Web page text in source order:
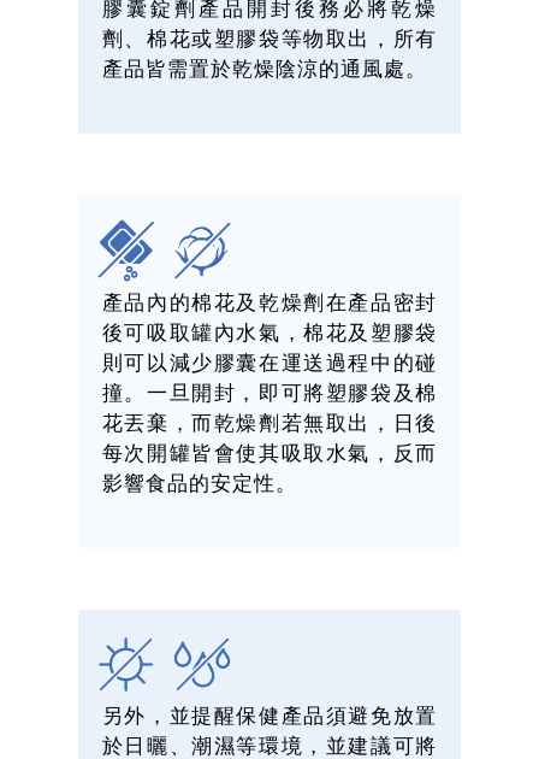
膠囊錠劑產品開封後務必將乾燥
劑、棉花或塑膠袋等物取出，所有
產品皆需置於乾燥陰涼的通風處。
產品內的棉花及乾燥劑在產品密封
後可吸取罐內水氣，棉花及塑膠袋
則可以減少膠囊在運送過程中的碰
撞。一旦開封，即可將塑膠袋及棉
花丟棄，而乾燥劑若無取出，日後
每次開罐皆會使其吸取水氣，反而
影響食品的安定性。
另外，並提醒保健產品須避免放置
於日曬、潮濕等環境，並建議可將